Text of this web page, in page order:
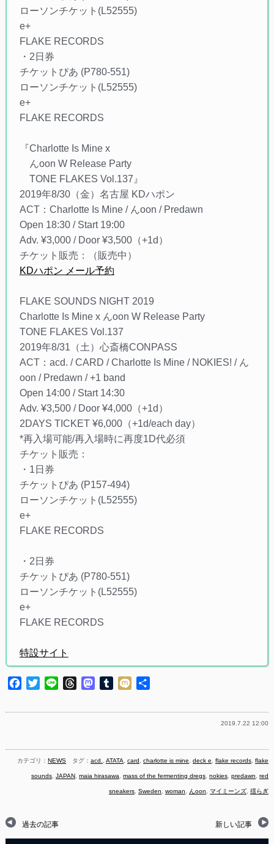
ローソンチケット(L52555)
e+
FLAKE RECORDS
・2日券
チケットぴあ (P780-551)
ローソンチケット(L52555)
e+
FLAKE RECORDS
『Charlotte Is Mine x
んoon W Release Party
TONE FLAKES Vol.137』
2019年8/30（金）名古屋 KDハポン
ACT：Charlotte Is Mine / んoon / Predawn
Open 18:30 / Start 19:00
Adv. ¥3,000 / Door ¥3,500（+1d）
チケット販売：（販売中）
KDハポン メール予約
FLAKE SOUNDS NIGHT 2019
Charlotte Is Mine x んoon W Release Party
TONE FLAKES Vol.137
2019年8/31（土）心斎橋CONPASS
ACT：acd. / CARD / Charlotte Is Mine / NOKIES! / ん
oon / Predawn / +1 band
Open 14:00 / Start 14:30
Adv. ¥3,500 / Door ¥4,000（+1d）
2DAYS TICKET ¥6,000（+1d/each day）
*再入場可能/再入場時に再度1D代必須
チケット販売：
・1日券
チケットぴあ (P157-494)
ローソンチケット(L52555)
e+
FLAKE RECORDS
・2日券
チケットぴあ (P780-551)
ローソンチケット(L52555)
e+
FLAKE RECORDS
特設サイト
Facebook
TwitterLine ThreadsMastodon
Tumblr
Mixi
2019.7.22 12:00
カテゴリ：NEWS タグ：acd.,ATATA,card,charlotte is mine,deck e,flake records,flake
sounds,JAPAN,maia hirasawa,mass of the fermenting dregs,nokies,predawn,red
sneakers,Sweden,woman, んoon,マイミーンズ,揺らぎ
過去の記事 新しい記事